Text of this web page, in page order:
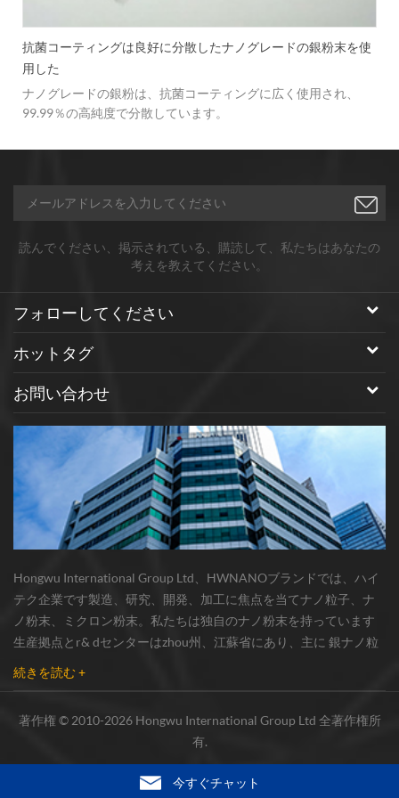
抗菌コーティングは良好に分散したナノグレードの銀粉末を使
用した
ナノグレードの銀粉は、抗菌コーティングに広く使用され、
99.99％の高純度で分散しています。
読んでください、掲示されている、購読して、私たちはあなたの
考えを教えてください。
フォローしてください
ホットタグ
お問い合わせ
Hongwu International Group Ltd、HWNANOブランドでは、ハイ
テク企業です製造、研究、開発、加工に焦点を当てナノ粒子、ナ
ノ粉末、ミクロン粉末。私たちは独自のナノ粉末を持っています
生産拠点とr& dセンターはzhou州、江蘇省にあり、主に 銀ナノ粒
子 、 銅ナノ粒子 、 炭化ケイ素ウィスカー/粉末 、 カーボンナノチ
ューブ 、 グラフェン 、 酸化アルミニウムナノ粒子 、 窒化ケイ素
体向けの大量注文 我々はよく知られた研究に密接に協力した大
学、国内有数の技術工場と国立研究所、市場の実用的要求のため
と品質システムが完成した常に。 高い品質...
続きを読む +
著作権 © 2010-2026 Hongwu International Group Ltd 全著作権所
有.
今すぐチャット